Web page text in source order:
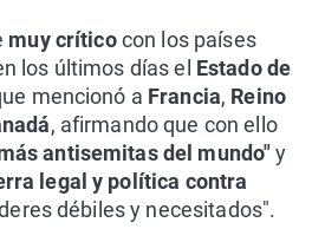
muy críticocon los países
los últimos días el Estado de
mencionó a Francia, Reino
, afirmando que con ello
antisemitas del mundo"y
legal y política contra
débiles y necesitados".